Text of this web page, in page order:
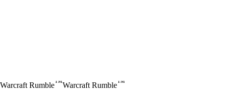
Warcraft Rumble™Warcraft Rumble™